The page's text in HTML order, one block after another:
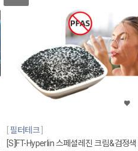
필터테크
[S]FT-Hyperlin 스페셜레진 크림&검정색